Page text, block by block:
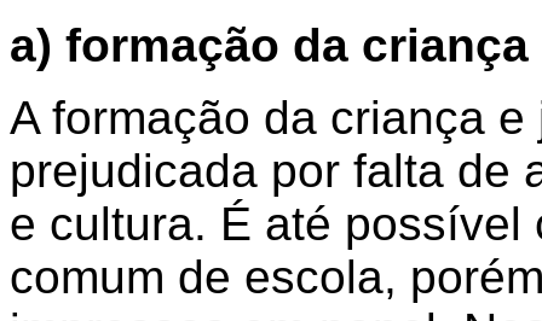
a) formação da
A formação da criança
prejudicada por falta de
e cultura. É até possível
comum de escola,